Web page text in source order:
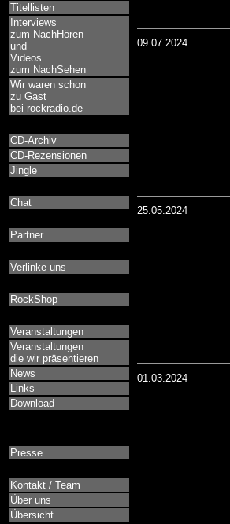
Titellisten
Interviews
zum NachHören
und
Videos
zum NachSehen
Wir waren schon
zu Gast
bei rockradio.de
CD-Archiv
CD-Rezensionen
Jingle
Chat
Partner
Verlinke uns
RockShop
Veranstaltungen
Veranstaltungen
die wir präsentieren
News
Links
Download
Presse
Kontakt / Team
Über uns
Übersicht
09.07.2024
25.05.2024
01.03.2024